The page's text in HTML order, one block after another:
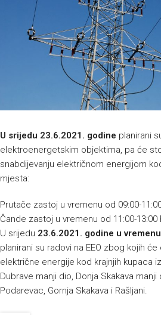
U srijedu 23.6.2021. godine planirani
elektroenergetskim objektima, pa će
snabdijevanju električnom energijom
mjesta:
Prutače zastoj u vremenu od 09:00-
Čande zastoj u vremenu od 11:00-13:00
U srijedu 23.6.2021. godine u
planirani su radovi na EEO zbog kojih
električne energije kod krajnjih kupaca
Dubrave manji dio, Donja Skakava manji
Podarevac, Gornja Skakava i Rašljani.